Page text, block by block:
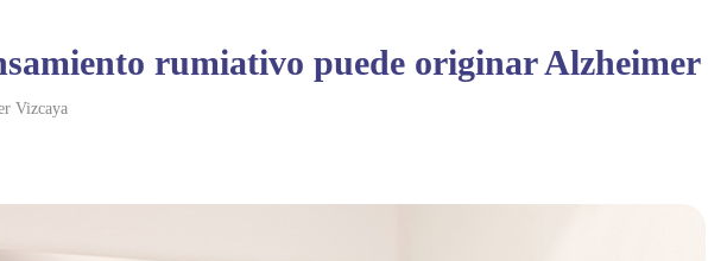
rumiativo puede originar Alzheimer
Vizcaya